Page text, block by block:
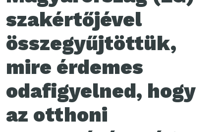
szakértőjével
összegyűjtöttük,
mire érdemes
odafigyelned, hogy
az otthoni